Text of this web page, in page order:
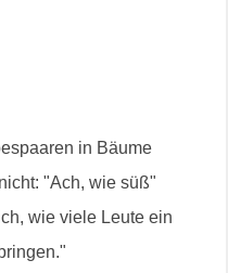
in Bäume
"Ach, wie süß"
wie viele Leute ein